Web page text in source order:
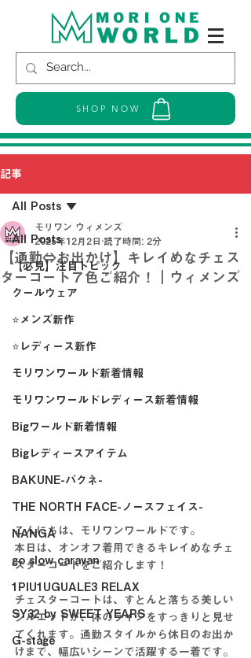
SHOP NOW
記事
All Posts
【必見】注目トピック
クールウェア
⭐メンズ新作
⭐レディース新作
モリワンワールド新着情報
モリワンワールドレディース新着情報
Bigワールド新着情報
Bigレディースアイテム
BAKUNE-バクネ-
THE NORTH FACE-ノースフェイス-
NANGA
go slow caravan
1PIU1UGUALE3 RELAX
SY32 by SWEET YEARS
G-stage
All Posts
【通勤⇔お出かけ】キレイめなチェス
ターコート７色ご紹介！｜ウィメンズ
モリワン ウィメンズ
2025年12月2日 読了時間: 2分
こんにちは、モリワンワールドです。
本日は、オンオフ着用できるキレイめなチェ
スターコートをご紹介します！
チェスターコートは、すとんと落ちる美しい
シルエットが、体のラインをすっきりと見せ
てくれます。通勤スタイルから休日のお出か
けまで、幅広いシーンで活躍する一着です。